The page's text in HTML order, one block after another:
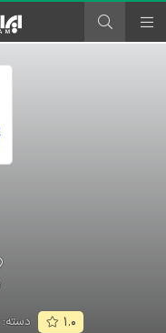
۱.۰ دسته: